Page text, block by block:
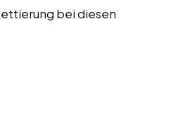
bei diesen